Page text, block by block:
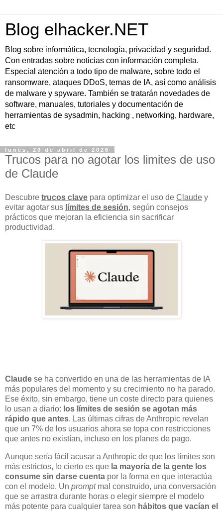
Blog elhacker.NET
Blog sobre informática, tecnología, privacidad y seguridad.
Con entradas sobre noticias con información completa.
Especial atención a todo tipo de malware, sobre todo el
ransomware, ataques DDoS, temas de IA, así como análisis
de malware y spyware. También se tratarán novedades de
software, manuales, tutoriales y documentación de
herramientas de sysadmin, hacking , networking, hardware,
etc
lunes, 20 de abril de 2026
Trucos para no agotar los limites de uso
de Claude
Descubre trucos clave para optimizar el uso de Claude y
evitar agotar sus límites de sesión, según consejos
prácticos que mejoran la eficiencia sin sacrificar
productividad.
Claude se ha convertido en una de las herramientas de IA
más populares del momento y su crecimiento no ha parado.
Ese éxito, sin embargo, tiene un coste directo para quienes
lo usan a diario: los límites de sesión se agotan más
rápido que antes. Las últimas cifras de Anthropic revelan
que un 7% de los usuarios ahora se topa con restricciones
que antes no existían, incluso en los planes de pago.
Aunque sería fácil acusar a Anthropic de que los límites son
más estrictos, lo cierto es que la mayoría de la gente los
consume sin darse cuenta por la forma en que interactúa
con el modelo. Un promptmal construido, una conversación
que se arrastra durante horas o elegir siempre el modelo
más potente para cualquier tarea son hábitos que vacían el